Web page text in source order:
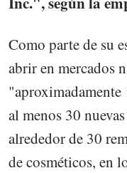
Como parte de su
abrir en mercados
al menos 30
alrededor de 30
de cosméticos, en